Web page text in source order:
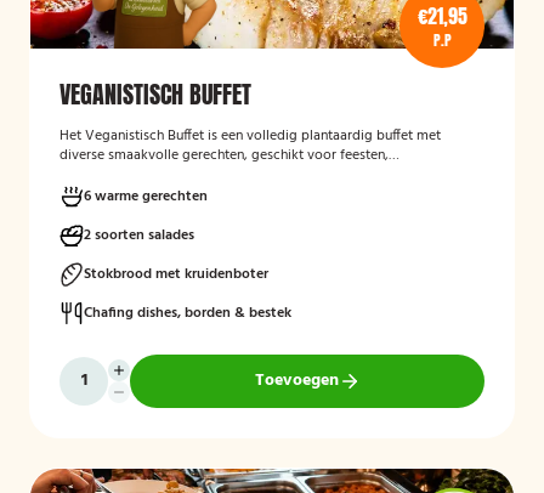
€21,95
P.P
VEGANISTISCH BUFFET
HetVeganistisch Buffet is een volledig plantaardig buffet met
diverse smaakvolle gerechten, geschikt voor feesten,
gevarieerde keuze zonder dierlijke producten en sluit aan bij gasten
die bewust of veganistisch eten.
6 warme gerechten
2 soorten salades
Stokbrood met kruidenboter
Chafing dishes, borden & bestek
Toevoegen